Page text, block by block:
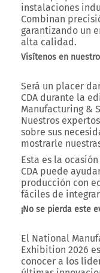
instalaciones
Combinan
garantizando un
alta calidad.
Visítenos en
Será un placer
CDA durante la
Manufacturing &
Nuestros
sobre sus
mostrarle
Esta es la
CDA puede
producción con
fáciles de integrar
¡No se pierda este
El National
Exhibition 2026
conocer a los